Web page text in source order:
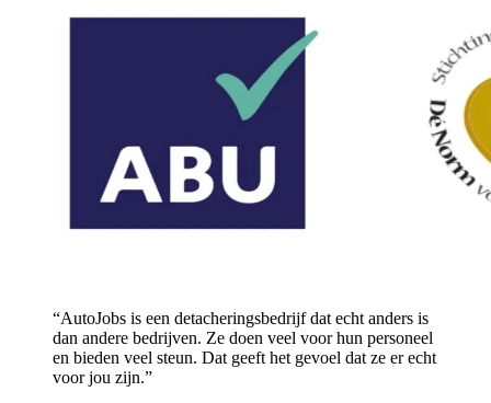
“AutoJobs is een detacheringsbedrijf dat echt anders is
dan andere bedrijven. Ze doen veel voor hun personeel
en bieden veel steun. Dat geeft het gevoel dat ze er echt
voor jou zijn.”